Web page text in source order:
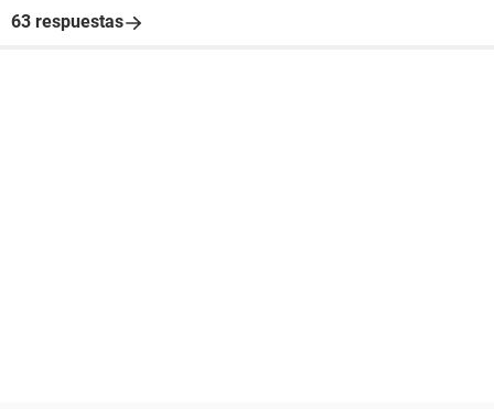
63 respuestas